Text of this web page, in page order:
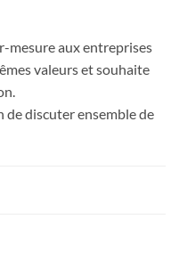
mesure aux entreprises
valeurs et souhaite
de discuter ensemble de